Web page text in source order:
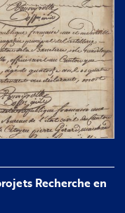
Recherche en